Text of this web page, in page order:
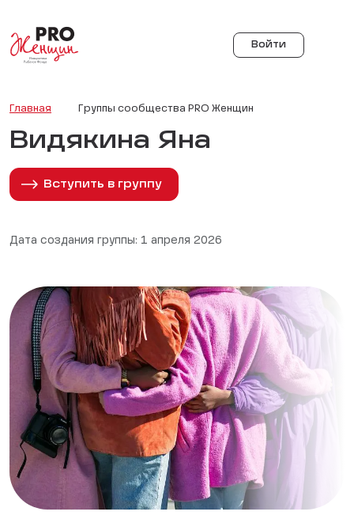
Войти
Главная Группы сообщества PRO Женщин
Видякина Яна
Вступить в группу
Дата создания группы: 1 апреля 2026